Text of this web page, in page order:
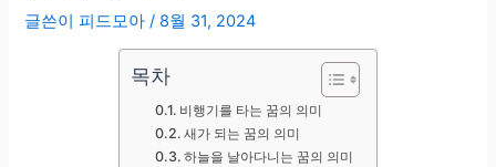
글쓴이 피드모아/ 8월 31, 2024
목차
비행기를 타는 꿈의 의미
새가 되는 꿈의 의미
하늘을 날아다니는 꿈의 의미